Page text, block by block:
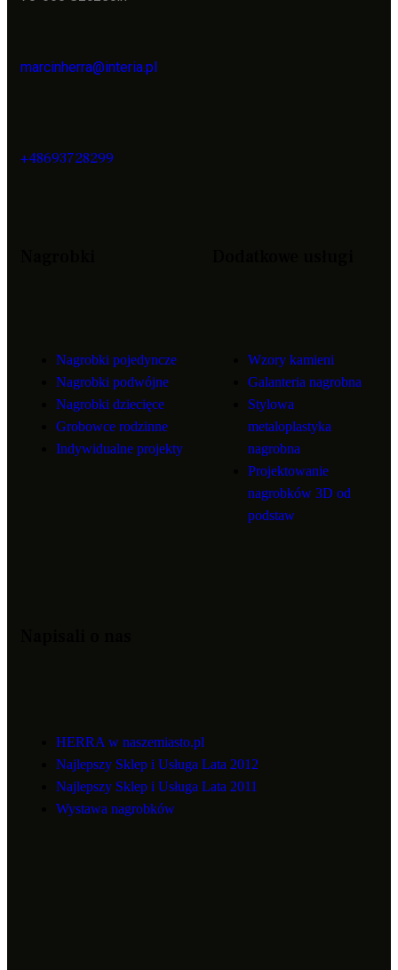
marcinherra@interia.pl
+48693728299
Nagrobki pojedyncze
Nagrobki podwójne
Nagrobki dziecięce
Grobowce rodzinne
Indywidualne projekty
Wzory kamieni
Galanteria nagrobna
Stylowa
metaloplastyka
nagrobna
Projektowanie
nagrobków 3D od
podstaw
HERRA w naszemiasto.pl
Najlepszy Sklep i Usługa Lata 2012
Najlepszy Sklep i Usługa Lata 2011
Wystawa nagrobków